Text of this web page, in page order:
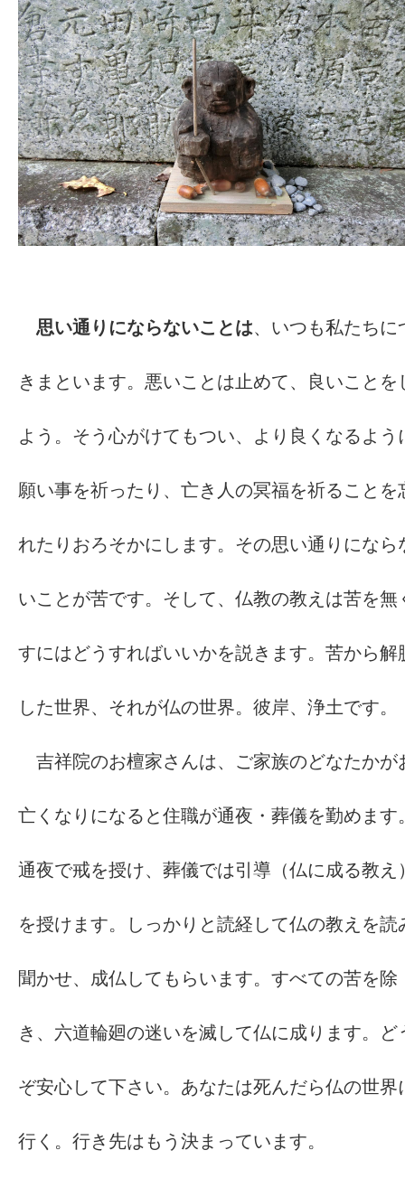
思い通りにならないことは、いつも私たちに
きまといます。悪いことは止めて、良いことを
よう。そう心がけてもつい、より良くなるよう
願い事を祈ったり、亡き人の冥福を祈ることを
れたりおろそかにします。その思い通りになら
いことが苦です。そして、仏教の教えは苦を無
すにはどうすればいいかを説きます。苦から解
した世界、それが仏の世界。彼岸、浄土です。
吉祥院のお檀家さんは、ご家族のどなたかが
亡くなりになると住職が通夜・葬儀を勤めます
通夜で戒を授け、葬儀では引導（仏に成る教え
を授けます。しっかりと読経して仏の教えを読
聞かせ、成仏してもらいます。すべての苦を除
き、六道輪廻の迷いを滅して仏に成ります。ど
ぞ安心して下さい。あなたは死んだら仏の世界
行く。行き先はもう決まっています。